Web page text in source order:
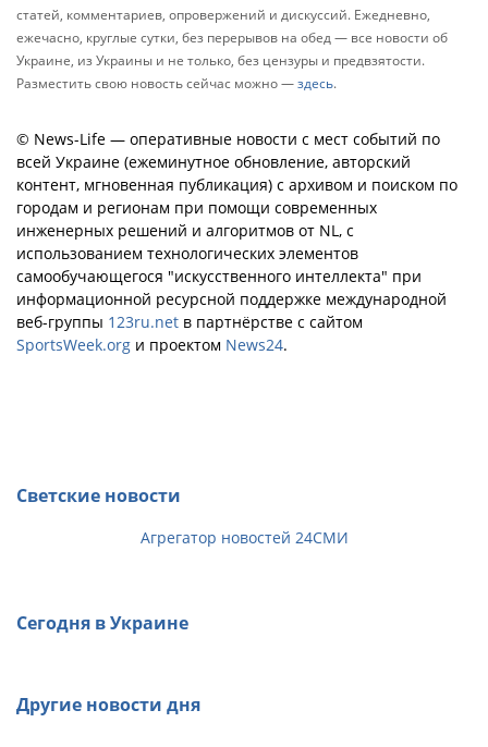
статей, комментариев, опровержений и дискуссий. Ежедневно,
ежечасно, круглые сутки, без перерывов на обед — все новости об
Украине, из Украины и не только, без цензуры и предвзятости.
Разместить свою новость сейчас можно —здесь.
© News-Life — оперативные новости с мест событий по
всей Украине (ежеминутное обновление, авторский
контент, мгновенная публикация) с архивом и поиском по
городам и регионам при помощи современных
инженерных решений и алгоритмов от NL, с
использованием технологических элементов
самообучающегося "искусственного интеллекта" при
информационной ресурсной поддержке международной
веб-группы 123ru.net в партнёрстве с сайтом
SportsWeek.org и проектом News24.
Светские новости
Агрегатор новостей 24СМИ
Сегодня в Украине
Другие новости дня